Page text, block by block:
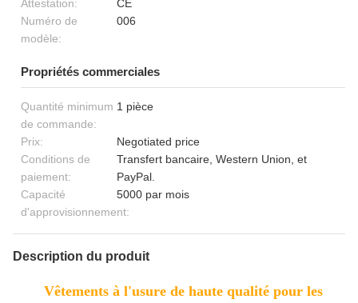
Attestation:
CE
Numéro de
modèle:
006
Propriétés commerciales
Quantité minimum
de commande:
1 pièce
Prix:
Negotiated price
Conditions de
paiement:
Transfert bancaire, Western Union, et
PayPal.
Capacité
d'approvisionnement:
5000 par mois
Description du produit
Vêtements à l'usure de haute qualité pour les